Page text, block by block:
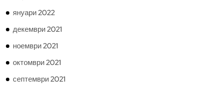
януари 2022
декември 2021
ноември 2021
октомври 2021
септември 2021